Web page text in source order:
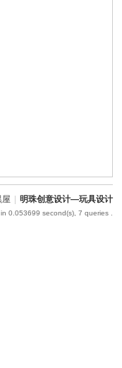
屋 明珠创意设计—玩具设计
0.053699 second(s), 7 queries .